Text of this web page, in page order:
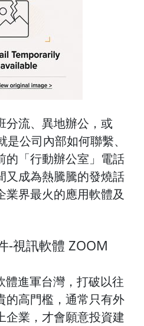
分流、異地辦公，或
公司內部如何聯繫、
的「行動辦公室」電話
又成為熱騰騰的發燒話
業界最火的應用軟體及
-視訊軟體 ZOOM
體進軍台灣，打破以往
的高門檻，通常只有外
企業，才會願意投資建